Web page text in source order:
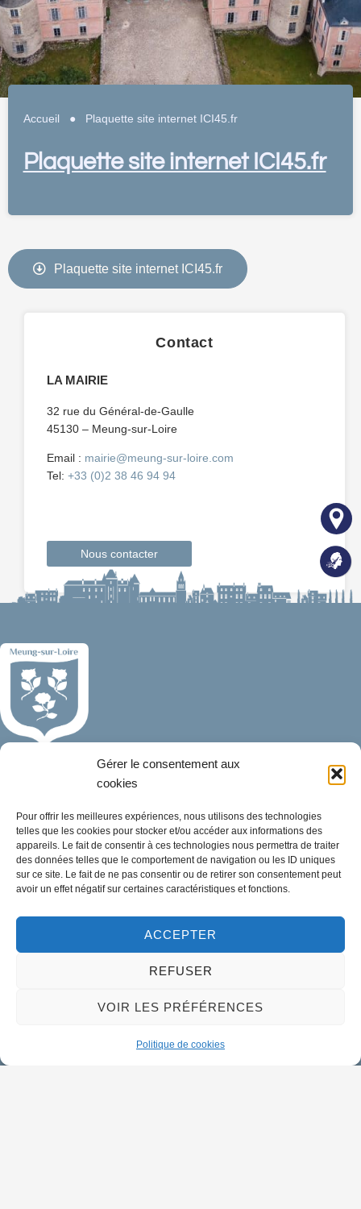
Gérer le consentement aux
cookies
Pour offrir les meilleures expériences, nous utilisons des technologies
telles que les cookies pour stocker et/ou accéder aux informations des
appareils. Le fait de consentir à ces technologies nous permettra de traiter
des données telles que le comportement de navigation ou les ID uniques
sur ce site. Le fait de ne pas consentir ou de retirer son consentement peut
avoir un effet négatif sur certaines caractéristiques et fonctions.
ACCEPTER
REFUSER
VOIR LES PRÉFÉRENCES
Politique de cookies
Accueil ● Plaquette site internet ICI45.fr
Plaquette site internet ICI45.fr
Contact
LA MAIRIE
32 rue du Général-de-Gaulle
45130 – Meung-sur-Loire
Email : mairie@meung-sur-loire.com
Tel: +33 (0)2 38 46 94 94
Nous contacter
Plaquette site internet ICI45.fr
Mairie de Meung-sur-Loire
45130 Meung-sur-Loire
02 38 46 94 94
mairie@meung-sur-loire.com
Mardi :14h00 à 17h30
Mercredi à vendredi :
9h00 à 12h30 & 14h00 à 17h30